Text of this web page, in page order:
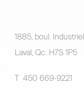
1885, boul. Industriel
Laval, Qc. H7S 1P5
T 450 669-9221